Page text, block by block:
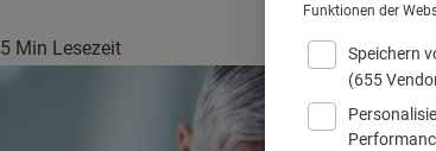
5 Min Lesezeit
Funktionen der
Speichern
(655